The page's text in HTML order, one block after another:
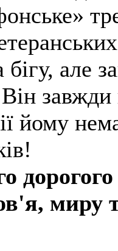
бігу, але
йому
миру